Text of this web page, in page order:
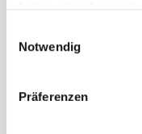
Notwendig
Präferenzen